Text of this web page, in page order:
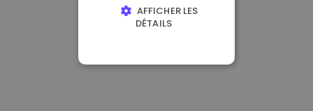
AFFICHER LES
DÉTAILS